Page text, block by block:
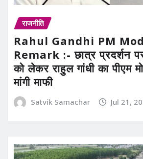
राजनीति
Rahul Gandhi PM
Remark :- छात्र प्रदर्शन पर
को लेकर राहुल गांधी का पीएम
मांगी माफी
Satvik Samachar Jul 21,